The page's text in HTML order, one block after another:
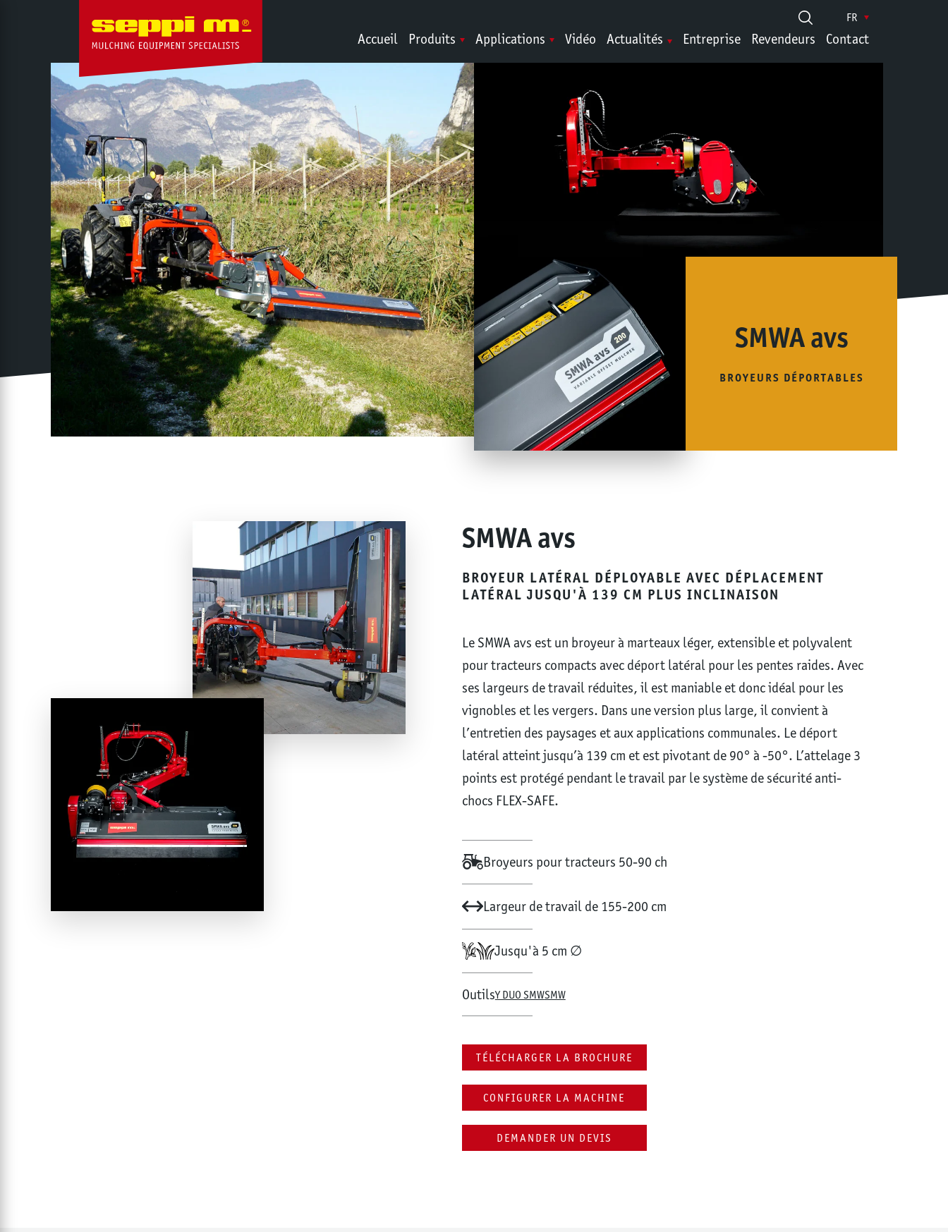
Accueil Produits Applications Vidéo Actualités Entreprise Revendeurs Contact
FR
SMWA avs
BROYEURS DÉPORTABLES
SMWA avs
BROYEUR LATÉRAL DÉPLOYABLE AVEC DÉPLACEMENT
LATÉRAL JUSQU'À 139 CM PLUS INCLINAISON
Le SMWA avs est un broyeur à marteaux léger, extensible et polyvalent
pour tracteurs compacts avec déport latéral pour les pentes raides. Avec
ses largeurs de travail réduites, il est maniable et donc idéal pour les
vignobles et les vergers. Dans une version plus large, il convient à
l’entretien des paysages et aux applications communales. Le déport
latéral atteint jusqu’à 139 cm et est pivotant de 90° à -50°. L’attelage 3
points est protégé pendant le travail par le système de sécurité anti-
chocs FLEX-SAFE.
Broyeurs pour tracteurs 50-90 ch
Largeur de travail de 155-200 cm
Jusqu'à 5 cm ∅
OutilsY DUO SMWSMW
TÉLÉCHARGER LA BROCHURE
CONFIGURER LA MACHINE